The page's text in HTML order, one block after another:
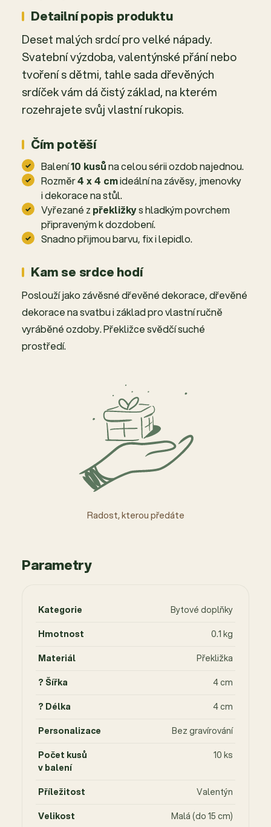
Detailní popis produktu
Deset malých srdcí pro velké nápady.
Svatební výzdoba, valentýnské přání nebo
tvoření s dětmi, tahle sada dřevěných
srdíček vám dá čistý základ, na kterém
rozehrajete svůj vlastní rukopis.
Čím potěší
Balení10 kusůna celou sérii ozdob najednou.
Rozměr4 x 4 cmideální na závěsy, jmenovky
i dekorace na stůl.
Vyřezané z překližkys hladkým povrchem
připraveným k dozdobení.
Snadno přijmou barvu, fix i lepidlo.
Kam se srdce hodí
Poslouží jako závěsné dřevěné dekorace, dřevěné
dekorace na svatbu i základ pro vlastní ručně
vyráběné ozdoby. Překližce svědčí suché
prostředí.
Radost, kterou předáte
Parametry
Kategorie
Bytové doplňky
Hmotnost
0.1 kg
Materiál
Překližka
? Šířka
4 cm
? Délka
4 cm
Personalizace
Bez gravírování
Počet kusů
v balení
10 ks
Příležitost
Valentýn
Velikost
Malá (do 15 cm)